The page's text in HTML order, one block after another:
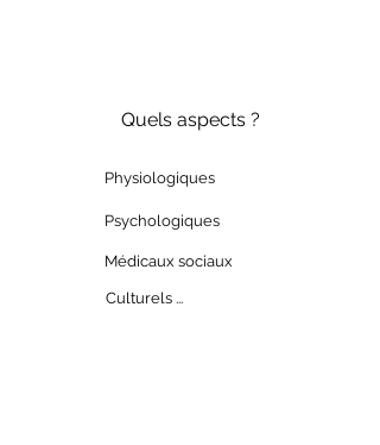
Quels aspects ?
Physiologiques
Psychologiques
Médicaux sociaux
Culturels ...